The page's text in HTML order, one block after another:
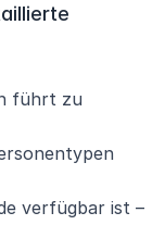
führt zu
verfügbar ist –